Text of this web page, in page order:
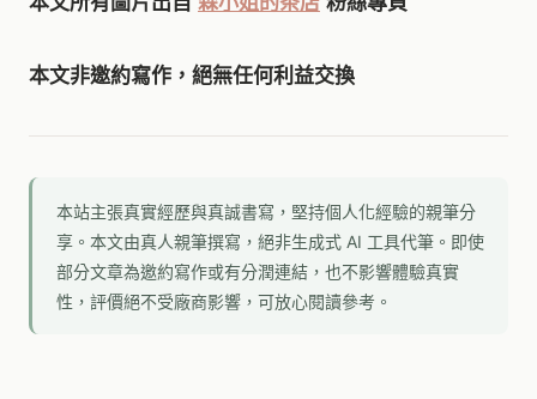
本文非邀約寫作，絕無任何利益交換
本站主張真實經歷與真誠書寫，堅持個人化經驗的親筆分
享。本文由真人親筆撰寫，絕非生成式 AI 工具代筆。即使
部分文章為邀約寫作或有分潤連結，也不影響體驗真實
性，評價絕不受廠商影響，可放心閱讀參考。